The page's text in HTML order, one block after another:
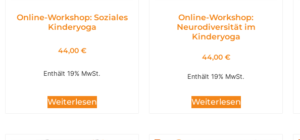
Online-Workshop: Soziales
Kinderyoga
44,00 €
Enthält 19% MwSt.
Weiterlesen
Online-Workshop:
Neurodiversität im
Kinderyoga
44,00 €
Enthält 19% MwSt.
Weiterlesen